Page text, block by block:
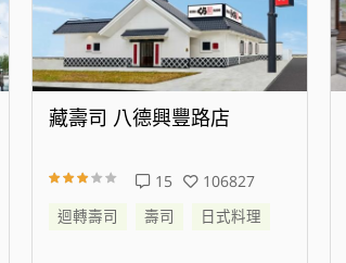
藏壽司 松江南京店
94
472289
迴轉壽司
壽司 日式料理